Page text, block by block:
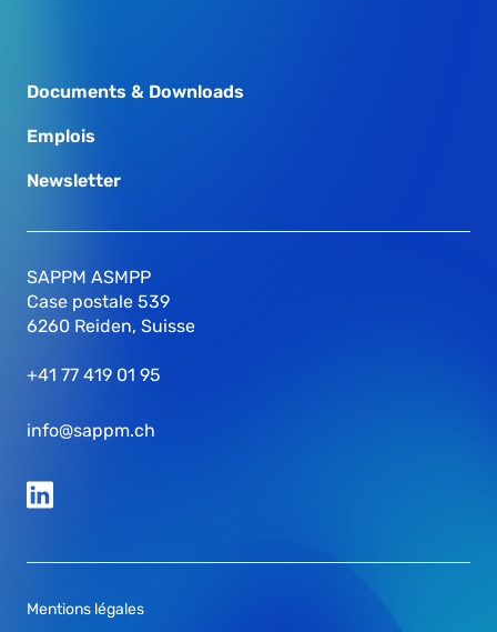
Documents & Downloads
Emplois
Newsletter
SAPPM ASMPP
Case postale 539
6260 Reiden, Suisse
+41 77 419 01 95
info@sappm.ch
Mentions légales